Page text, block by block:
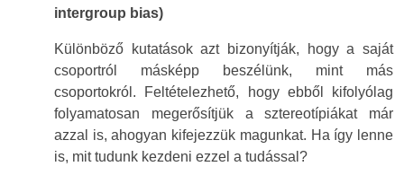
intergroup bias)
Különböző kutatások azt bizonyítják, hogy a saját
csoportról másképp beszélünk, mint más
csoportokról. Feltételezhető, hogy ebből kifolyólag
folyamatosan megerősítjük a sztereotípiákat már
azzal is, ahogyan kifejezzük magunkat. Ha így lenne
is, mit tudunk kezdeni ezzel a tudással?